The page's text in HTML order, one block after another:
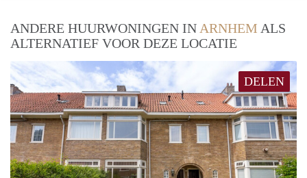
ANDERE HUURWONINGEN IN ARNHEM ALS
ALTERNATIEF VOOR DEZE LOCATIE
DELEN